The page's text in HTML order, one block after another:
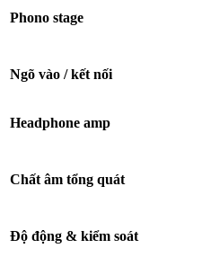
Phono stage
Ngõ vào / kết nối
Headphone amp
Chất âm tổng quát
Độ động & kiểm soát